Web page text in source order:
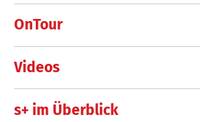
OnTour
Videos
s+ im Überblick